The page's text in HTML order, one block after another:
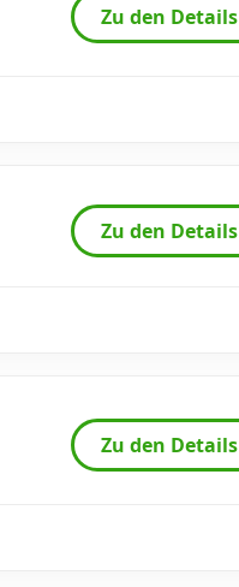
Zu den Details
Zu den Details
Zu den Details